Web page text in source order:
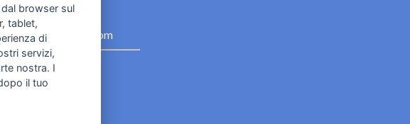
privacy
browser sul
tablet,
di
servizi,
nostra. I
il tuo